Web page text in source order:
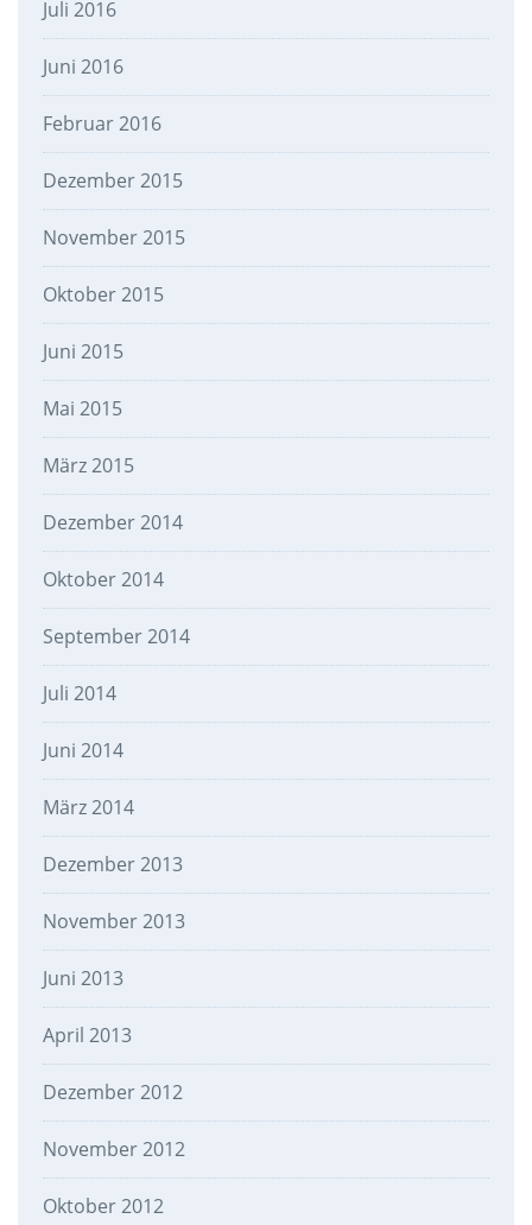
Juli 2016
Juni 2016
Februar 2016
Dezember 2015
November 2015
Oktober 2015
Juni 2015
Mai 2015
März 2015
Dezember 2014
Oktober 2014
September 2014
Juli 2014
Juni 2014
März 2014
Dezember 2013
November 2013
Juni 2013
April 2013
Dezember 2012
November 2012
Oktober 2012